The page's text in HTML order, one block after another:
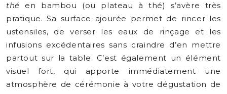
thé en bambou (ou plateau à thé) s’avère très
pratique. Sa surface ajourée permet de rincer les
ustensiles, de verser les eaux de rinçage et les
infusions excédentaires sans craindre d’en mettre
partout sur la table. C’est également un élément
visuel fort, qui apporte immédiatement une
atmosphère de cérémonie à votre dégustation de